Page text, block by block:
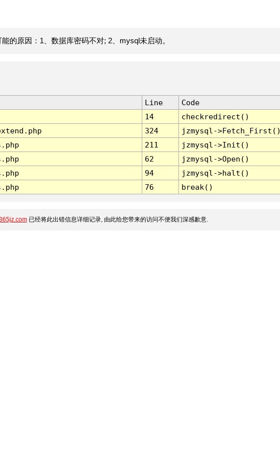
的原因：1、数据库密码不对; 2、mysql未启动。
Line
Code
14
checkredirect()
324
jzmysql-
211
jzmysql->Init()
62
jzmysql->Open()
94
jzmysql->halt()
76 break()
已经将此出错信息详细记录, 由此给您带来的访问不便我们深感歉意.